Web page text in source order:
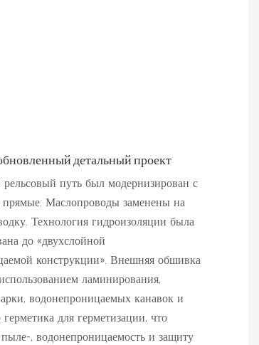
детальный проект
путь был модернизирован с
прямые. Маслопроводы заменены на
Технология гидроизоляции была
до «двухслойной
конструкции». Внешняя обшивка
ламинирования,
водонепроницаемых канавок и
для герметизации, что
пыле-, водонепроницаемость и защиту